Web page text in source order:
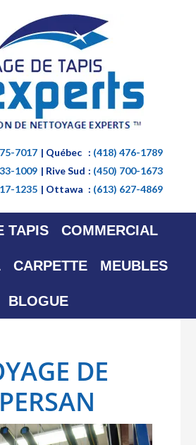
7017 | Québec : (418) 476-1789
1009 | Rive Sud : (450) 700-1673
1235 | Ottawa : (613) 627-4869
TAPIS COMMERCIAL
CARPETTE MEUBLES
BLOGUE
DE